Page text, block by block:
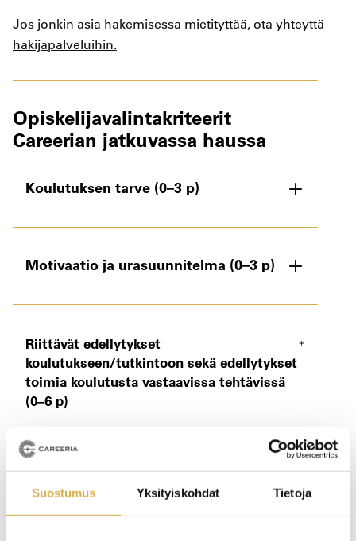
Suostumus Yksityiskohdat Tietoja
Jos jonkin asia hakemisessa mietityttää, ota yhteyttä
hakijapalveluihin.
Opiskelijavalintakriteerit
Careerian jatkuvassa haussa
Koulutuksen tarve (0–3 p)
Motivaatio ja urasuunnitelma (0–3 p)
Riittävät edellytykset
koulutukseen/tutkintoon sekä edellytykset
toimia koulutusta vastaavissa tehtävissä
(0–6 p)
Tutkintokohtaiset valintakriteerit